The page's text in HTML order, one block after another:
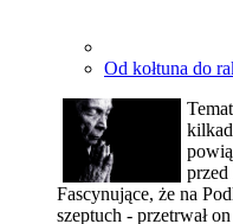
Od kołtuna do
Temat
przed
Fascynujące, że na
szeptuch - przetrwał